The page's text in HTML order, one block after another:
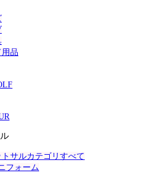
品
サルカテゴリすべて
フォーム